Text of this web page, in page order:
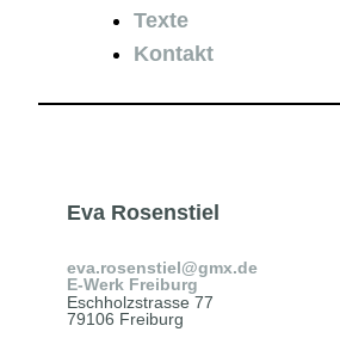
Texte
Kontakt
Eva Rosenstiel
eva.rosenstiel@gmx.de
E-Werk Freiburg
Eschholzstrasse 77
79106 Freiburg